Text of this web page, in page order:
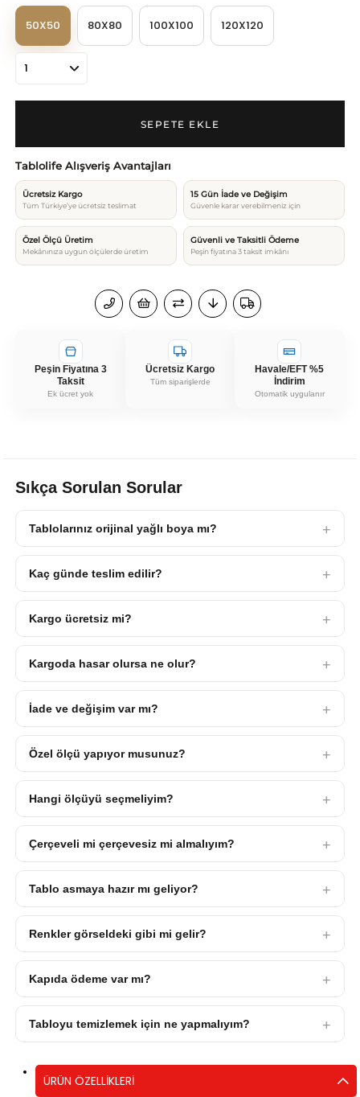
50X50 80X80 100X100 120X120
Tablolife Alışveriş Avantajları
Ücretsiz Kargo
Tüm Türkiye’ye ücretsiz teslimat
15 Gün İade ve Değişim
Güvenle karar verebilmeniz için
Özel Ölçü Üretim
Mekânınıza uygun ölçülerde üretim
Güvenli ve Taksitli Ödeme
Peşin fiyatına 3 taksit imkânı
Peşin Fiyatına 3
Taksit
Ek ücret yok
Ücretsiz Kargo
Tüm siparişlerde
Havale/EFT %5
İndirim
Otomatik uygulanır
Sıkça Sorulan Sorular
Tablolarınız orijinal yağlı boya mı?
Kaç günde teslim edilir?
Kargo ücretsiz mi?
Kargoda hasar olursa ne olur?
İade ve değişim var mı?
Özel ölçü yapıyor musunuz?
Hangi ölçüyü seçmeliyim?
Çerçeveli mi çerçevesiz mi almalıyım?
Tablo asmaya hazır mı geliyor?
Renkler görseldeki gibi mi gelir?
Kapıda ödeme var mı?
Tabloyu temizlemek için ne yapmalıyım?
ÜRÜN ÖZELLIKLERI